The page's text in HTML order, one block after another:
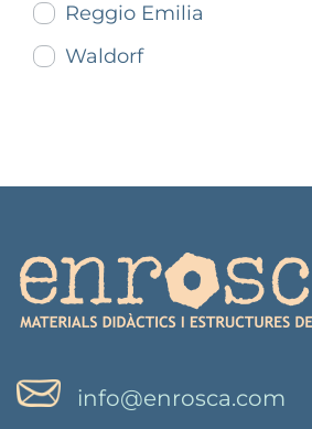
Reggio Emilia
Waldorf
info@enrosca.com